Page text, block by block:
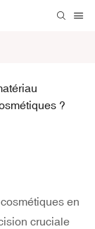
?
en
cruciale